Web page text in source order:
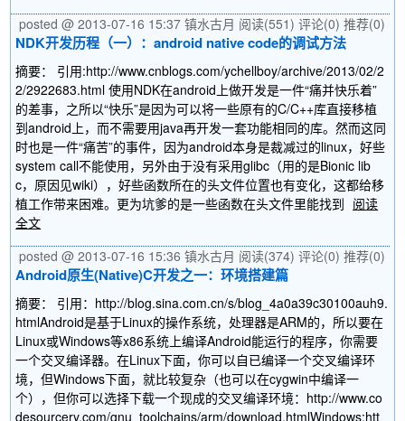
posted @ 2013-07-16 15:37 镇水古月 阅读(551) 评论(0) 推荐(0)
NDK开发历程（一）：android native code的调试方法
摘要： 引用:http://www.cnblogs.com/ychellboy/archive/2013/02/2
2/2922683.html 使用NDK在android上做开发是一件“痛并快乐着”
的差事，之所以“快乐”是因为可以将一些原有的C/C++库直接移植
到android上，而不需要用java再开发一套功能相同的库。然而这同
时也是一件“痛苦”的事件，因为android本身是裁减过的linux，好些
system call不能使用，另外由于没有采用glibc（用的是Bionic lib
c，原因见wiki），好些函数所在的头文件位置也有变化，这都给移
植工作带来困难。更为坑爹的是一些函数在头文件里能找到 阅读
全文
posted @ 2013-07-16 15:36 镇水古月 阅读(374) 评论(0) 推荐(0)
Android原生(Native)C开发之一：环境搭建篇
摘要： 引用：http://blog.sina.com.cn/s/blog_4a0a39c30100auh9.
htmlAndroid是基于Linux的操作系统，处理器是ARM的，所以要在
Linux或Windows等x86系统上编译Android能运行的程序，你需要
一个交叉编译器。在Linux下面，你可以自已编译一个交叉编译环
境，但Windows下面，就比较复杂（也可以在cygwin中编译一
个），但你可以选择下载一个现成的交叉编译环境：http://www.co
desourcery.com/gnu_toolchains/arm/download.htmlWindows:htt